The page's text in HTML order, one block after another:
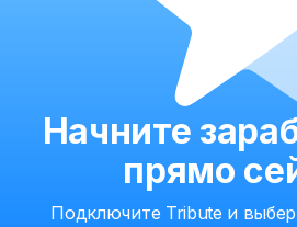
Начните
прямо
Подключите Tribute и